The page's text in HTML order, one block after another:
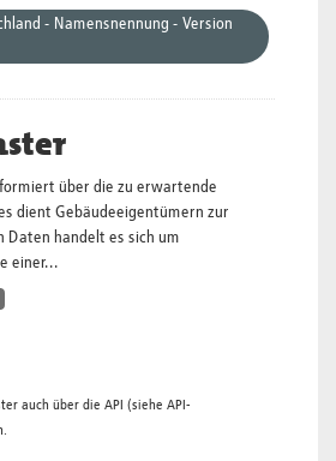
- Namensnennung - Version
über die zu erwartende
dient Gebäudeeigentümern zur
Daten handelt es sich um
einer...
auch über die API (siehe API-